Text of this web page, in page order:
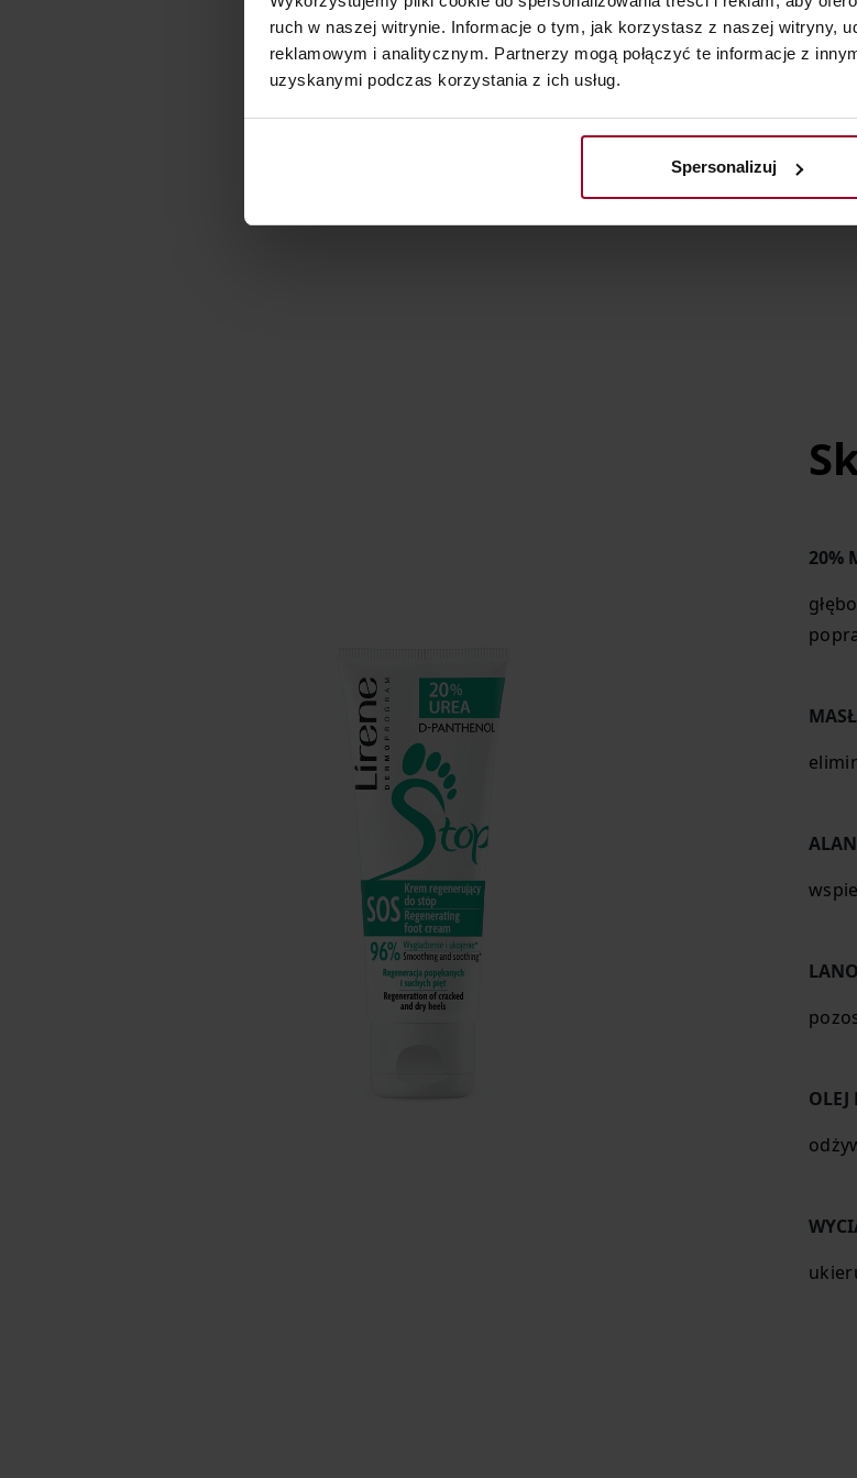
ruch w naszej witrynie. Informacje o tym, jak korzystasz z naszej witryny,
reklamowym i analitycznym. Partnerzy mogą połączyć te informacje z
uzyskanymi podczas korzystania z ich usług.
Spersonalizuj
PRODUCENT
Dr Irena Eris S. A.
ul. Armii Krajowej 12, 05-500 Piaseczno
20%